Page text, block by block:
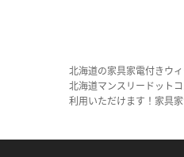
北海道の家具家電付きウ
北海道マンスリードット
利用いただけます！家具